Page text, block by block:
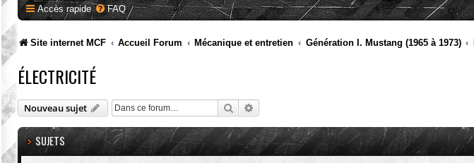
Accès rapide FAQ
Site internet MCF Accueil Forum Mécanique et entretien Génération I. Mustang (1965 à 1973)
ÉLECTRICITÉ
Nouveau sujet Rechercher
SUJETS